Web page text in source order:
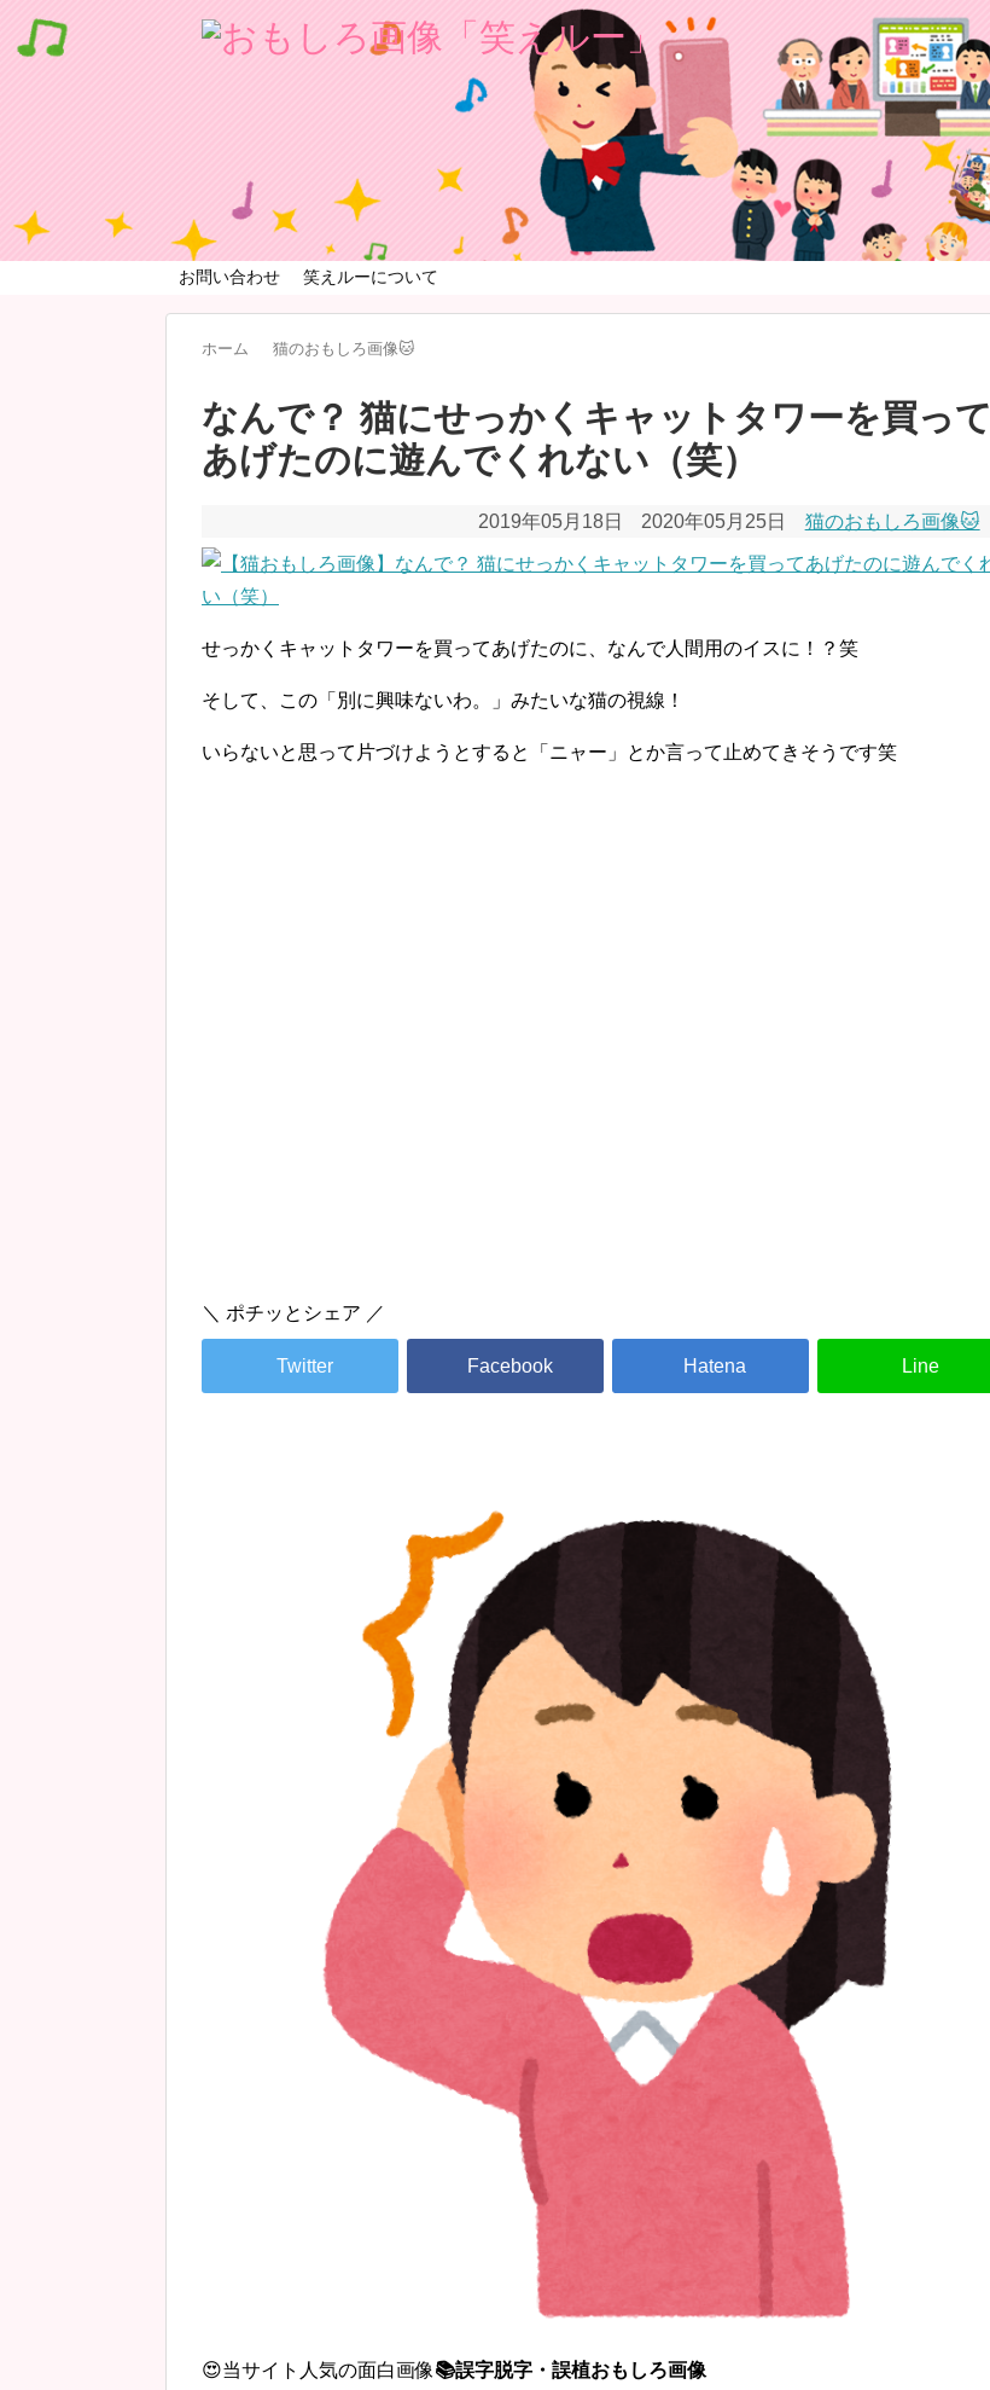
お問い合わせ 笑えルーについて
ホーム 猫のおもしろ画像🐱
なんで？ 猫にせっかくキャットタワーを買って
あげたのに遊んでくれない（笑）
2019年05月18日 2020年05月25日 猫のおもしろ画像🐱
せっかくキャットタワーを買ってあげたのに、なんで人間用のイスに！？笑
そして、この「別に興味ないわ。」みたいな猫の視線！
いらないと思って片づけようとすると「ニャー」とか言って止めてきそうです笑
＼ ポチッとシェア ／
😍当サイト人気の面白画像📚誤字脱字・誤植おもしろ画像